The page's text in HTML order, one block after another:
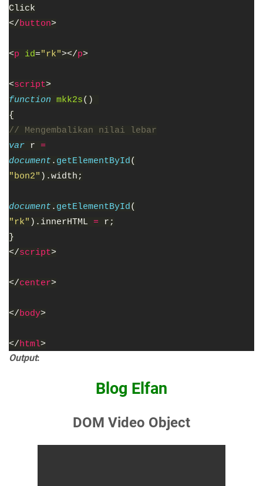
Click
</button>
<p id="rk"></p>
<script>
function mkk2s()
{
// Mengembalikan nilai lebar
var r =
document . getElementById (
"bon2" ).width;
document . getElementById (
"rk" ).innerHTML = r;
}
</script>
</center>
</body>
</html>
Output:
Blog Elfan
DOM Video Object